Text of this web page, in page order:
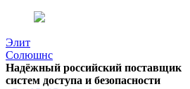
Элит
Солюшнс
Надёжный российский поставщик
систем доступа и безопасности